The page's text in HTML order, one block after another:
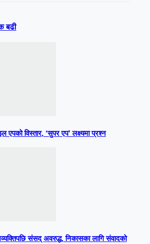
बढी
एपको विस्तार, ‘सुपर एप’ लक्ष्यमा प्रश्न
संसद् अवरुद्ध, निकासका लागि संवादको